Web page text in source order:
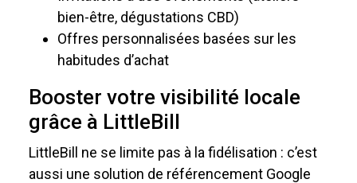
bien-être, dégustations CBD)
Offres personnalisées basées sur les
habitudes d’achat
Booster votre visibilité locale
grâce à LittleBill
LittleBill ne se limite pas à la fidélisation : c’est
aussi une solution de référencement Google